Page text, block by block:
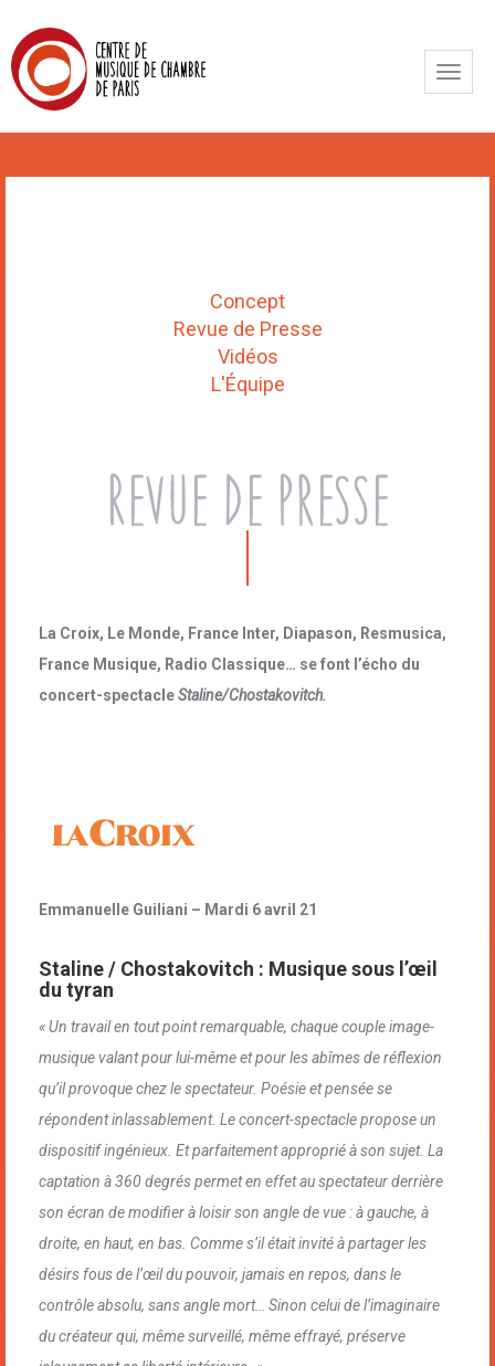
Toggle
Concept
Revue de Presse
Vidéos
L'Équipe
Revue de Presse
La Croix, Le Monde, France Inter, Diapason, Resmusica,
France Musique, Radio Classique… se font l’écho du
concert-spectacleStaline/Chostakovitch.
Emmanuelle Guiliani – Mardi 6 avril 21
Staline / Chostakovitch : Musique sous l’œil
du tyran
« Un travail en tout point remarquable, chaque couple image-
musique valant pour lui-même et pour les abîmes de réflexion
qu’il provoque chez le spectateur. Poésie et pensée se
répondent inlassablement. Le concert-spectacle propose un
dispositif ingénieux. Et parfaitement approprié à son sujet. La
captation à 360 degrés permet en effet au spectateur derrière
son écran de modifier à loisir son angle de vue : à gauche, à
droite, en haut, en bas. Comme s’il était invité à partager les
désirs fous de l’œil du pouvoir, jamais en repos, dans le
contrôle absolu, sans angle mort… Sinon celui de l’imaginaire
du créateur qui, même surveillé, même effrayé, préserve